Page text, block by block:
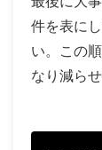
件を表に
い。この
なり減らせ